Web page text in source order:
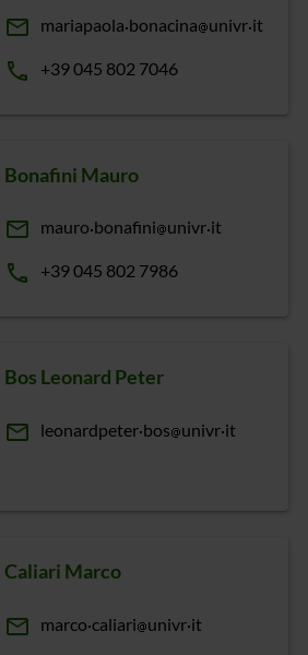
email mariapaola bonacina univr it
phone +39 045 802 7046
Bonafini Mauro
email mauro bonafini univr it
phone +39 045 802 7986
Bos Leonard Peter
email leonardpeter bos univr it
Caliari Marco
email marco caliari univr it